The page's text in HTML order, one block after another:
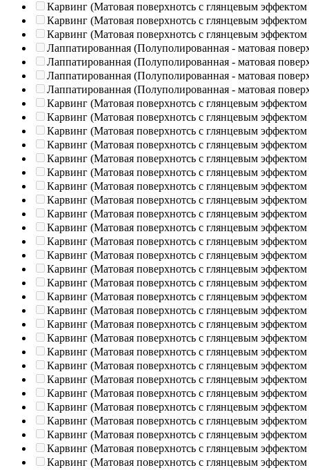
Карвинг (Матовая поверхнотсь с глянцевым эффектом
Карвинг (Матовая поверхнотсь с глянцевым эффектом
Карвинг (Матовая поверхнотсь с глянцевым эффектом
Лаппатированная (Полуполированная - матовая
Лаппатированная (Полуполированная - матовая
Лаппатированная (Полуполированная - матовая
Лаппатированная (Полуполированная - матовая
Карвинг (Матовая поверхнотсь с глянцевым эффектом
Карвинг (Матовая поверхнотсь с глянцевым эффектом
Карвинг (Матовая поверхнотсь с глянцевым эффектом
Карвинг (Матовая поверхнотсь с глянцевым эффектом
Карвинг (Матовая поверхнотсь с глянцевым эффектом
Карвинг (Матовая поверхнотсь с глянцевым эффектом
Карвинг (Матовая поверхнотсь с глянцевым эффектом
Карвинг (Матовая поверхнотсь с глянцевым эффектом
Карвинг (Матовая поверхнотсь с глянцевым эффектом
Карвинг (Матовая поверхнотсь с глянцевым эффектом
Карвинг (Матовая поверхнотсь с глянцевым эффектом
Карвинг (Матовая поверхнотсь с глянцевым эффектом
Карвинг (Матовая поверхнотсь с глянцевым эффектом
Карвинг (Матовая поверхнотсь с глянцевым эффектом
Карвинг (Матовая поверхнотсь с глянцевым эффектом
Карвинг (Матовая поверхнотсь с глянцевым эффектом
Карвинг (Матовая поверхнотсь с глянцевым эффектом
Карвинг (Матовая поверхнотсь с глянцевым эффектом
Карвинг (Матовая поверхнотсь с глянцевым эффектом
Карвинг (Матовая поверхнотсь с глянцевым эффектом
Карвинг (Матовая поверхнотсь с глянцевым эффектом
Карвинг (Матовая поверхнотсь с глянцевым эффектом
Карвинг (Матовая поверхнотсь с глянцевым эффектом
Карвинг (Матовая поверхнотсь с глянцевым эффектом
Карвинг (Матовая поверхнотсь с глянцевым эффектом
Карвинг (Матовая поверхнотсь с глянцевым эффектом
Карвинг (Матовая поверхнотсь с глянцевым эффектом